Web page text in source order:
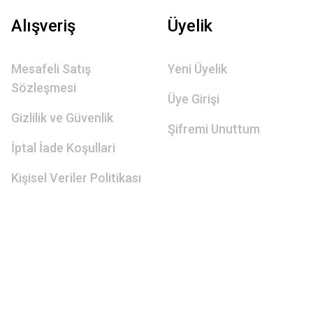
Alışveriş
Mesafeli Satış
Sözleşmesi
Gizlilik ve Güvenlik
İptal İade Koşullari
Kişisel Veriler Politikası
Üyelik
Yeni Üyelik
Üye Girişi
Şifremi Unuttum